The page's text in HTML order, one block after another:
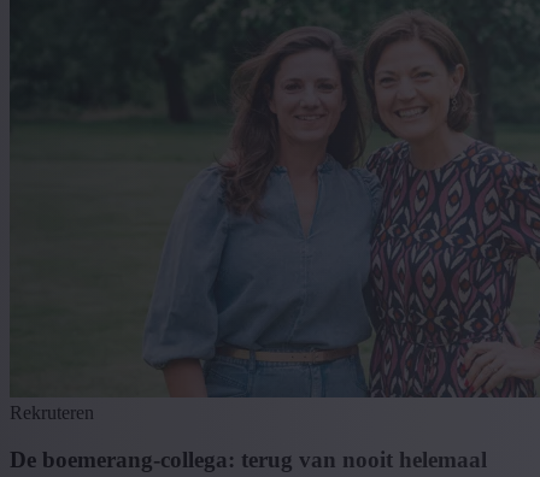
Rekruteren
De boemerang-collega: terug van nooit helemaal